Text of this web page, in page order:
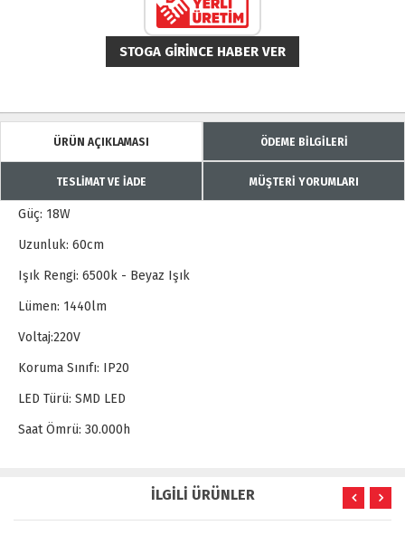
STOGA GIRINCE HABER VER
ÜRÜN AÇIKLAMASI ÖDEME BİLGİLERİ
TESLİMAT VE İADE MÜŞTERİ YORUMLARI
Güç: 18W
Uzunluk: 60cm
Işık Rengi: 6500k - Beyaz Işık
Lümen: 1440lm
Voltaj:220V
Koruma Sınıfı: IP20
LED Türü: SMD LED
Saat Ömrü: 30.000h
İLGİLİ ÜRÜNLER